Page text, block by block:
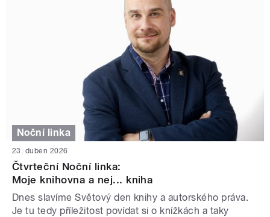
Noční linka
23. duben 2026
Čtvrteční Noční linka:
Moje knihovna a nej... kniha
Dnes slavíme Světový den knihy a autorského práva.
Je tu tedy příležitost povídat si o knížkách a taky